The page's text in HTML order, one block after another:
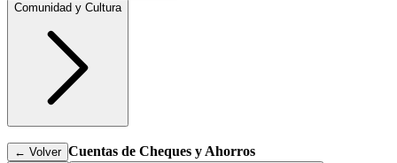
Comunidad y Cultura
← Volver Cuentas de Cheques y Ahorros